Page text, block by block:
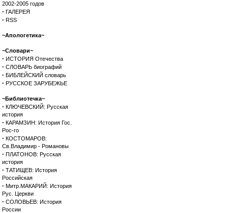
2002-2005 годов
· ГАЛЕРЕЯ
· RSS
~Апологетика~
~Словари~
· ИСТОРИЯ Отечества
· СЛОВАРЬ биографий
· БИБЛЕЙСКИЙ словарь
· РУССКОЕ ЗАРУБЕЖЬЕ
~Библиотечка~
· КЛЮЧЕВСКИЙ: Русская
история
· КАРАМЗИН: История Гос.
Рос-го
· КОСТОМАРОВ:
Св.Владимир - Романовы
· ПЛАТОНОВ: Русская
история
· ТАТИЩЕВ: История
Российская
· Митр.МАКАРИЙ: История
Рус. Церкви
· СОЛОВЬЕВ: История
России